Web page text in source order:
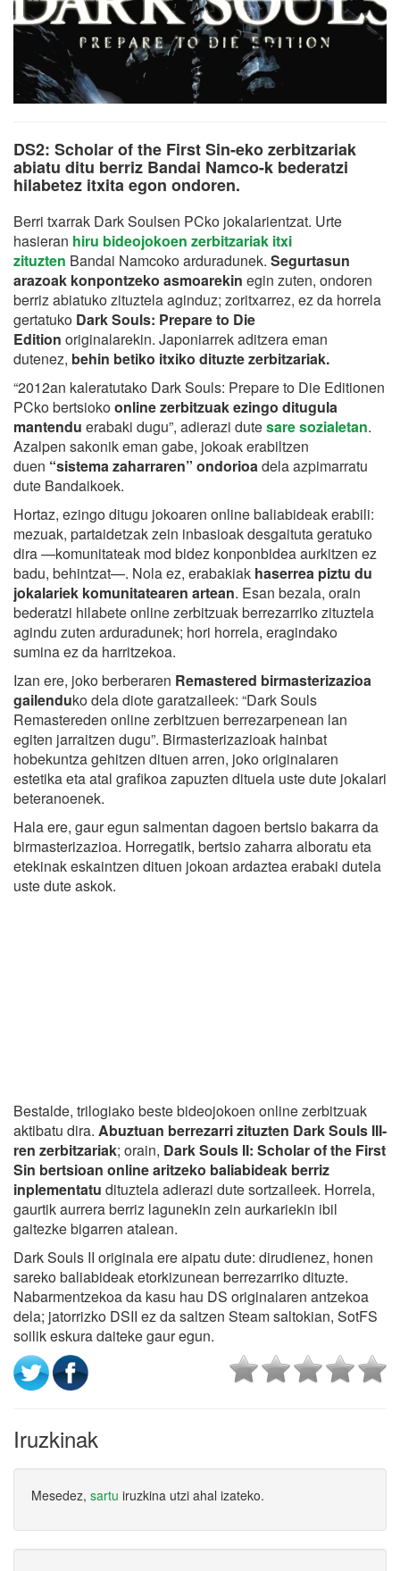
DS2: Scholar of the First Sin-eko zerbitzariak
abiatu ditu berriz Bandai Namco-k bederatzi
hilabetez itxita egon ondoren.
Berri txarrak Dark Soulsen PCko jokalarientzat. Urte
hasieran hiru bideojokoen zerbitzariak itxi
zituzten Bandai Namcoko arduradunek. Segurtasun
arazoak konpontzeko asmoarekin egin zuten, ondoren
berriz abiatuko zituztela aginduz; zoritxarrez, ez da horrela
gertatuko Dark Souls: Prepare to Die
Edition originalarekin. Japoniarrek aditzera eman
dutenez, behin betiko itxiko dituzte zerbitzariak.
“2012an kaleratutako Dark Souls: Prepare to Die Editionen
PCko bertsiokoonline zerbitzuak ezingo ditugula
mantendu erabaki dugu”, adierazi dutesare sozialetan.
Azalpen sakonik eman gabe, jokoak erabiltzen
duen “sistema zaharraren” ondorioadela azpimarratu
dute Bandaikoek.
Hortaz, ezingo ditugu jokoaren online baliabideak erabili:
mezuak, partaidetzak zein inbasioak desgaituta geratuko
dira —komunitateak mod bidez konponbidea aurkitzen ez
badu, behintzat—. Nola ez, erabakiak haserrea piztu du
jokalariek komunitatearen artean. Esan bezala, orain
bederatzi hilabete online zerbitzuak berrezarriko zituztela
agindu zuten arduradunek; hori horrela, eragindako
sumina ez da harritzekoa.
Izan ere, joko berberaren Remastered birmasterizazioa
gailenduko dela diote garatzaileek: “Dark Souls
Remastereden online zerbitzuen berrezarpenean lan
egiten jarraitzen dugu”. Birmasterizazioak hainbat
hobekuntza gehitzen dituen arren, joko originalaren
estetika eta atal grafikoa zapuzten dituela uste dute jokalari
beteranoenek.
Hala ere, gaur egun salmentan dagoen bertsio bakarra da
birmasterizazioa. Horregatik, bertsio zaharra alboratu eta
etekinak eskaintzen dituen jokoan ardaztea erabaki dutela
uste dute askok.
Bestalde, trilogiako beste bideojokoen online zerbitzuak
aktibatu dira. Abuztuan berrezarri zituzten Dark Souls III-
ren zerbitzariak; orain, Dark Souls II: Scholar of the First
Sin bertsioan online aritzeko baliabideak berriz
inplementatu dituztela adierazi dute sortzaileek. Horrela,
gaurtik aurrera berriz lagunekin zein aurkariekin ibil
gaitezke bigarren atalean.
Dark Souls II originala ere aipatu dute: dirudienez, honen
sareko baliabideak etorkizunean berrezarriko dituzte.
Nabarmentzekoa da kasu hau DS originalaren antzekoa
dela; jatorrizko DSII ez da saltzen Steam saltokian, SotFS
soilik eskura daiteke gaur egun.
Iruzkinak
Mesedez, sartu iruzkina utzi ahal izateko.